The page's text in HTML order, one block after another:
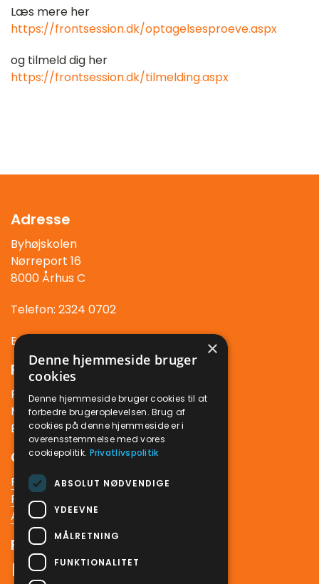
Læs mere her
https://frontsession.dk/optagelsesproeve.aspx
og tilmeld dig her
https://frontsession.dk/tilmelding.aspx
Adresse
Byhøjskolen
Nørreport 16
8000 Århus C
Telefon: 2324 0702
E-mail: info@bhs.dk
Forstander
Rikke Herold
M 2144 0234
E-mail: rikkeherold@bhs.dk
Genveje
Frontsession
Fotografisk skole
Aarhus Kunstskole
Følg os
Facebook
×
Denne hjemmeside bruger
cookies
Denne hjemmeside bruger cookies til at
forbedre brugeroplevelsen. Brug af
cookies på denne hjemmeside er i
overensstemmelse med vores
cookiepolitik. Privatlivspolitik
ABSOLUT NØDVENDIGE
YDEEVNE
MÅLRETNING
FUNKTIONALITET